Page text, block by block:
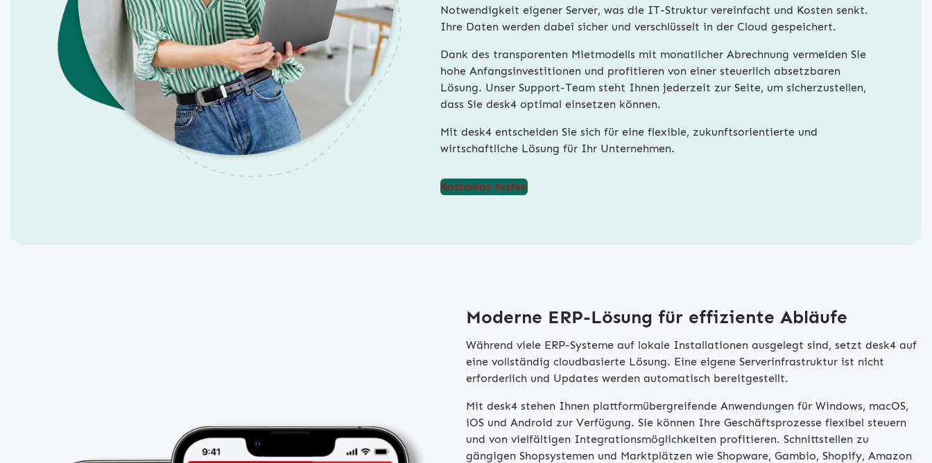
Notwendigkeit eigener Server, was die IT-Struktur vereinfacht und Kosten senkt.
Ihre Daten werden dabei sicher und verschlüsselt in der Cloud gespeichert.
Dank des transparenten Mietmodells mit monatlicher Abrechnung vermeiden Sie
hohe Anfangsinvestitionen und profitieren von einer steuerlich absetzbaren
Lösung. Unser Support-Team steht Ihnen jederzeit zur Seite, um sicherzustellen,
dass Sie desk4 optimal einsetzen können.
Mit desk4 entscheiden Sie sich für eine flexible, zukunftsorientierte und
wirtschaftliche Lösung für Ihr Unternehmen.
Kostenlos testen
Moderne ERP-Lösung für effiziente Abläufe
Während viele ERP-Systeme auf lokale Installationen ausgelegt sind, setzt desk4 auf
eine vollständig cloudbasierte Lösung. Eine eigene Serverinfrastruktur ist nicht
erforderlich und Updates werden automatisch bereitgestellt.
Mit desk4 stehen Ihnen plattformübergreifende Anwendungen für Windows, macOS,
iOS und Android zur Verfügung. Sie können Ihre Geschäftsprozesse flexibel steuern
und von vielfältigen Integrationsmöglichkeiten profitieren. Schnittstellen zu
gängigen Shopsystemen und Marktplätzen wie Shopware, Gambio, Shopify, Amazon